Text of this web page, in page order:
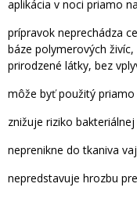
aplikácia v noci priamo
prípravok neprechádza
báze polymerových
prirodzené látky, bez
môže byť použitý
znižuje riziko
neprenikne do tkaniva
nepredstavuje hrozbu